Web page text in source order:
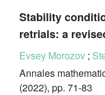
Stability
retrials: a
Evsey Morozov ;
Annales
(2022), pp. 71-83